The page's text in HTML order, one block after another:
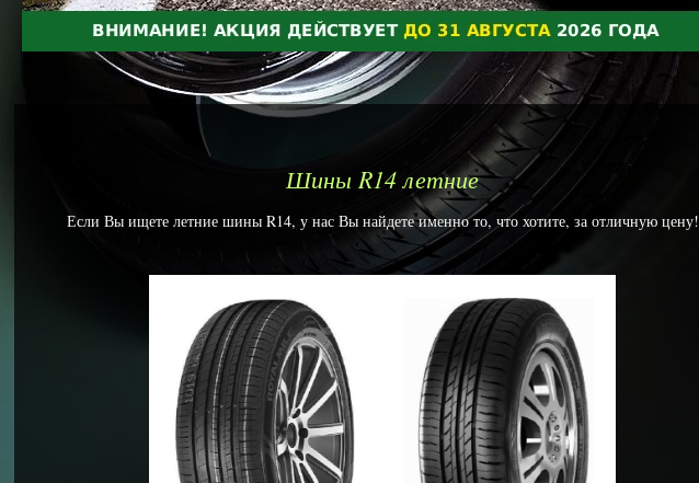
Шины R14 летние
Если Вы ищете летние шины R14, у нас Вы найдете именно то, что хотите, за отличную цену!